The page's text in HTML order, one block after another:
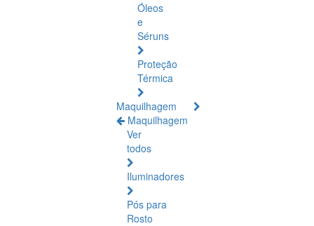
Óleos
e
Séruns
Proteção
Térmica
Maquilhagem
Maquilhagem
Ver
todos
Iluminadores
Pós para
Rosto